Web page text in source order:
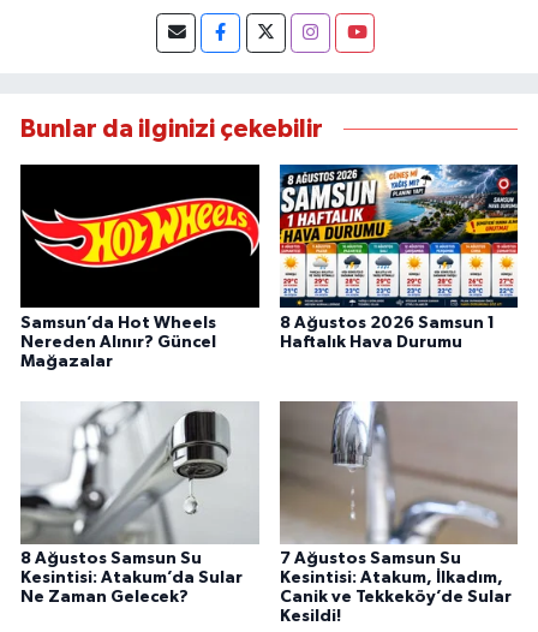
Bunlar da ilginizi çekebilir
Samsun’da Hot Wheels
Nereden Alınır? Güncel
Mağazalar
8 Ağustos 2026 Samsun 1
Haftalık Hava Durumu
8 Ağustos Samsun Su
Kesintisi: Atakum’da Sular
Ne Zaman Gelecek?
7 Ağustos Samsun Su
Kesintisi: Atakum, İlkadım,
Canik ve Tekkeköy’de Sular
Kesildi!